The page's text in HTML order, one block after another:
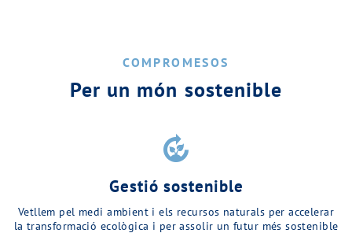
COMPROMESOS
Per un món sostenible
compost
Gestió sostenible
Vetllem pel medi ambient i els recursos naturals per accelerar
la transformació ecològica i per assolir un futur més sostenible